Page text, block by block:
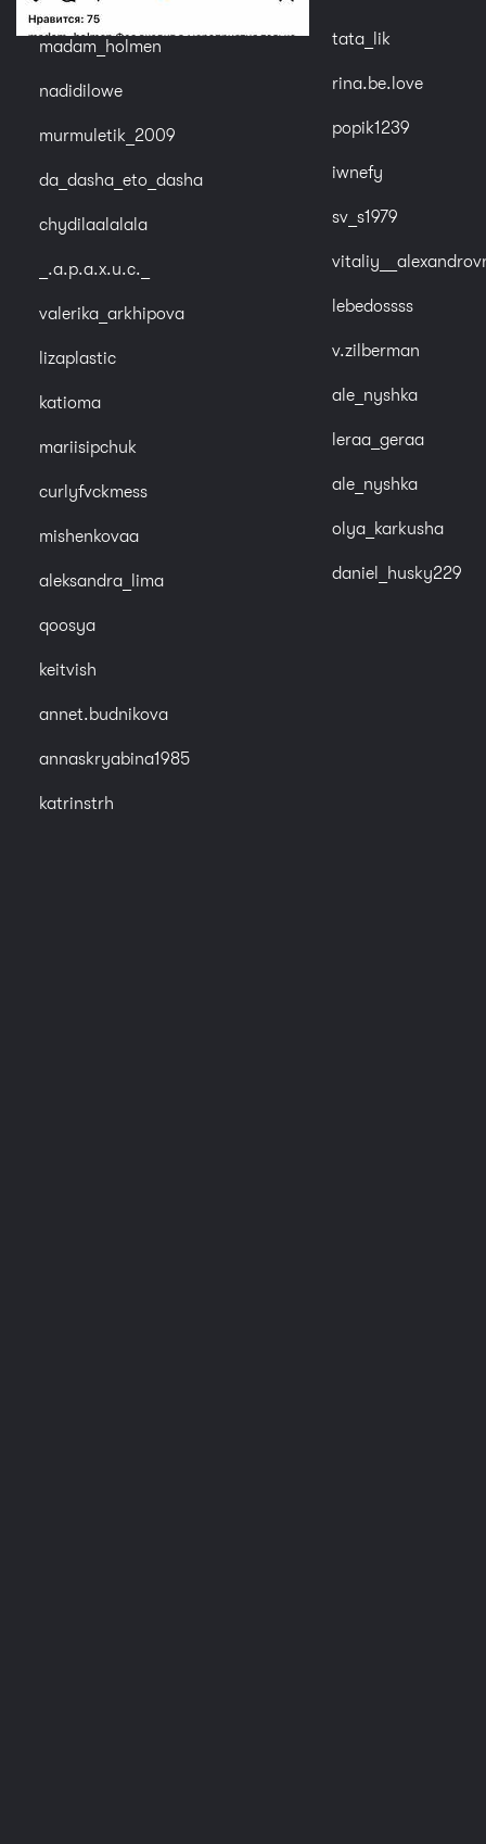
madam_holmen
nadidilowe
murmuletik_2009
da_dasha_eto_dasha
chydilaalalala
_.a.p.a.x.u.c._
valerika_arkhipova
lizaplastic
katioma
mariisipchuk
curlyfvckmess
mishenkovaa
aleksandra_lima
qoosya
keitvish
annet.budnikova
annaskryabina1985
katrinstrh
tata_lik
rina.be.love
popik1239
iwnefy
sv_s1979
lebedossss
v.zilberman
ale_nyshka
leraa_geraa
ale_nyshka
olya_karkusha
daniel_husky229